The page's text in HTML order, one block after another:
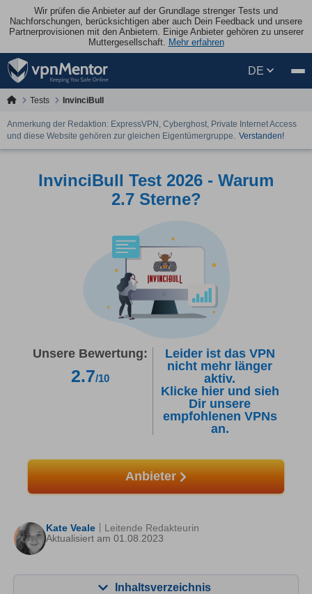
Wir prüfen die Anbieter auf der Grundlage strenger Tests und
Nachforschungen, berücksichtigen aber auch Dein Feedback und unsere
Partnerprovisionen mit den Anbietern. Einige Anbieter gehören zu unserer
Muttergesellschaft. Mehr erfahren
DE
Tests InvinciBull
Anmerkung der Redaktion: ExpressVPN, Cyberghost, Private Internet Access
und diese Website gehören zur gleichen Eigentümergruppe. Verstanden!
InvinciBull Test 2026 - Warum
2.7 Sterne?
Unsere Bewertung:
2.7/10
Leider ist das VPN
nicht mehr länger
aktiv.
Klicke hier und sieh
Dir unsere
empfohlenen VPNs
an.
Anbieter
Kate Veale
Aktualisiert am 01.08.2023
Leitende Redakteurin
Inhaltsverzeichnis